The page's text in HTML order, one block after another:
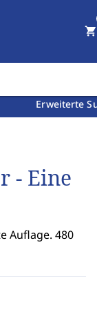
Erweiterte
shopping_cart
- Eine
Auflage. 480